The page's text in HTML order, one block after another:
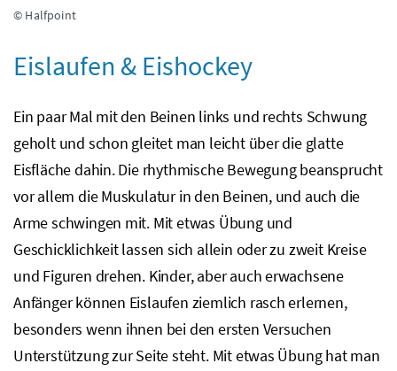
© Halfpoint
Eislaufen & Eishockey
Ein paar Mal mit den Beinen links und rechts Schwung
geholt und schon gleitet man leicht über die glatte
Eisfläche dahin. Die rhythmische Bewegung beansprucht
vor allem die Muskulatur in den Beinen, und auch die
Arme schwingen mit. Mit etwas Übung und
Geschicklichkeit lassen sich allein oder zu zweit Kreise
und Figuren drehen. Kinder, aber auch erwachsene
Anfänger können Eislaufen ziemlich rasch erlernen,
besonders wenn ihnen bei den ersten Versuchen
Unterstützung zur Seite steht. Mit etwas Übung hat man